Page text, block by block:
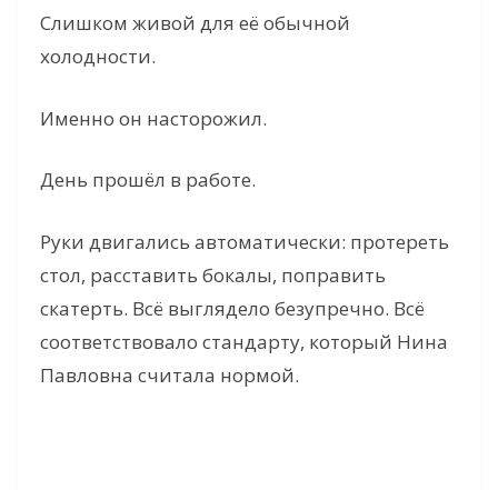
Слишком живой для её обычной
холодности.
Именно он насторожил.
День прошёл в работе.
Руки двигались автоматически: протереть
стол, расставить бокалы, поправить
скатерть. Всё выглядело безупречно. Всё
соответствовало стандарту, который Нина
Павловна считала нормой.